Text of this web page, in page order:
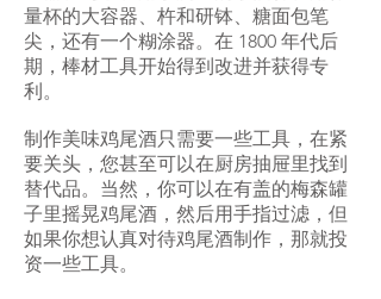
量杯的大容器、杵和研钵、糖面包笔
尖，还有一个糊涂器。在 1800 年代后
期，棒材工具开始得到改进并获得专
利。
制作美味鸡尾酒只需要一些工具，在紧
要关头，您甚至可以在厨房抽屉里找到
替代品。当然，你可以在有盖的梅森罐
子里摇晃鸡尾酒，然后用手指过滤，但
如果你想认真对待鸡尾酒制作，那就投
资一些工具。